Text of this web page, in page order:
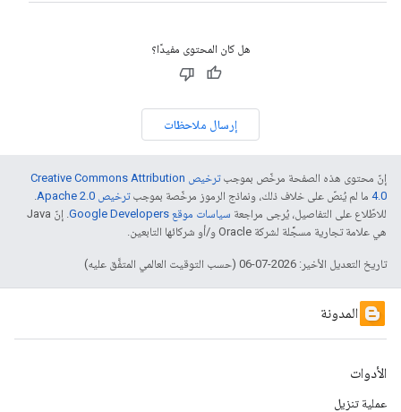
هل كان المحتوى مفيدًا؟
إرسال ملاحظات
إنّ محتوى هذه الصفحة مرخّص بموجب
ترخيص Creative Commons Attribution
4.0‏ ما لم يُنصّ على خلاف ذلك، ونماذج الرموز مرخّصة بموجبترخيص Apache 2.0‏
.
للاطّلاع على التفاصيل، يُرجى مراجعة سياسات موقع Google Developers‏
. إنّ Java
هي علامة تجارية مسجَّلة لشركة Oracle و/أو شركائها التابعين.
تاريخ التعديل الأخير: 2026-07-06 (حسب التوقيت العالمي المتفَّق عليه)
المدونة
الأدوات
عملية تنزيل